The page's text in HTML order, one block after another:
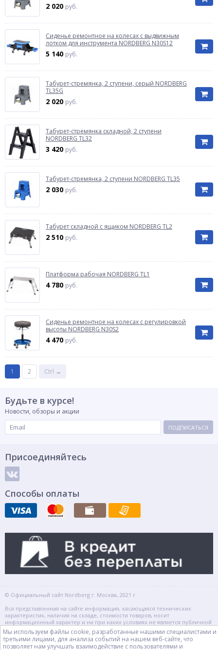
2 020 руб.
Сиденье ремонтное на колесах с выдвижным
лотком для инструмента NORDBERG N30S12
5 140 руб.
Табурет-стремянка, 2 ступени, серый NORDBERG
TL35G
2 020 руб.
Табурет-стремянка складной, 2 ступени
NORDBERG TL32
3 420 руб.
Табурет-стремянка, 2 ступени NORDBERG TL35
2 030 руб.
Табурет складной с ящиком NORDBERG TL2
2 510 руб.
Платформа рабочая NORDBERG TL1
4 780 руб.
Сиденье ремонтное на колесах с регулировкой
высоты NORDBERG N30S2
4 470 руб.
1 2 Ctrl →
Будьте в курсе!
Новости, обзоры и акции
ПОДПИСАТЬСЯ
Присоединяйтесь
Способы оплаты
© Официальный сайт Nordberg г. Москва, 2021 г.
Вся представленная на сайте информация, касающаяся технических
характеристик, наличия на складе, стоимости товаров, носит
информационный характер и ни при каких условиях не является публичной
офертой, определяемой положениями Статьи 437(2) Гражданского кодекса
РФ.
Автосервисное и шиномонтажное оборудование Нордберг в г. Москве.
Мы используем файлы cookie, разработанные нашими специалистами и
третьими лицами, для анализа событий на нашем веб-сайте, что
позволяет нам улучшать взаимодействие с пользователями и